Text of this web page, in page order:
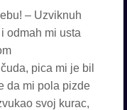
– Uzviknuh
odmah mi usta
pica mi je bil
da mi pola pizde
svoj kurac,